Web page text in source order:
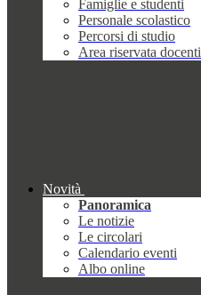
Famiglie e studenti
Personale scolastico
Percorsi di studio
Area riservata docenti
Novità
Panoramica
Le notizie
Le circolari
Calendario eventi
Albo online